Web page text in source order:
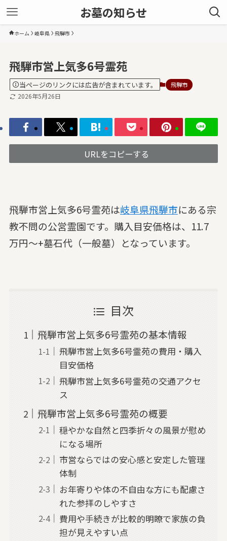
お墓の知らせ
ホーム 岐阜県 飛騨市
飛騨市営上気多6号霊苑
当ページのリンクには広告が含まれています。 飛騨市
2026年5月26日
URLをコピーする
飛騨市営上気多6号霊苑は岐阜県飛騨市にある宗
教不問の公営霊園です。購入目安価格は、11.7
万円～+墓石代（一般墓）となっています。
目次
飛騨市営上気多6号霊苑の基本情報
飛騨市営上気多6号霊苑の費用・購入
目安価格
飛騨市営上気多6号霊苑の交通アクセ
ス
飛騨市営上気多6号霊苑の概要
穏やかな自然と四季折々の風景が慰め
になる場所
市営ならではの安心感と安定した管理
体制
お年寄りや体の不自由な方にも配慮さ
れた参拝のしやすさ
費用や手続きが比較的明瞭で家族の負
担が見えやすい点